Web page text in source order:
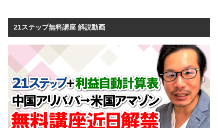
21ステップ無料講座 解説動画